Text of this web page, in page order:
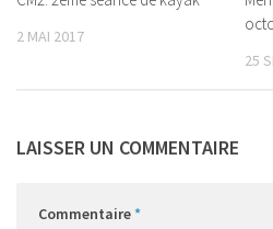
2 MAI 2017
25
LAISSER UN COMMENTAIRE
Commentaire*